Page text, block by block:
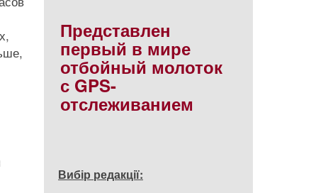
Представлен
первый в мире
отбойный молоток
с GPS-
отслеживанием
Вибір редакції: